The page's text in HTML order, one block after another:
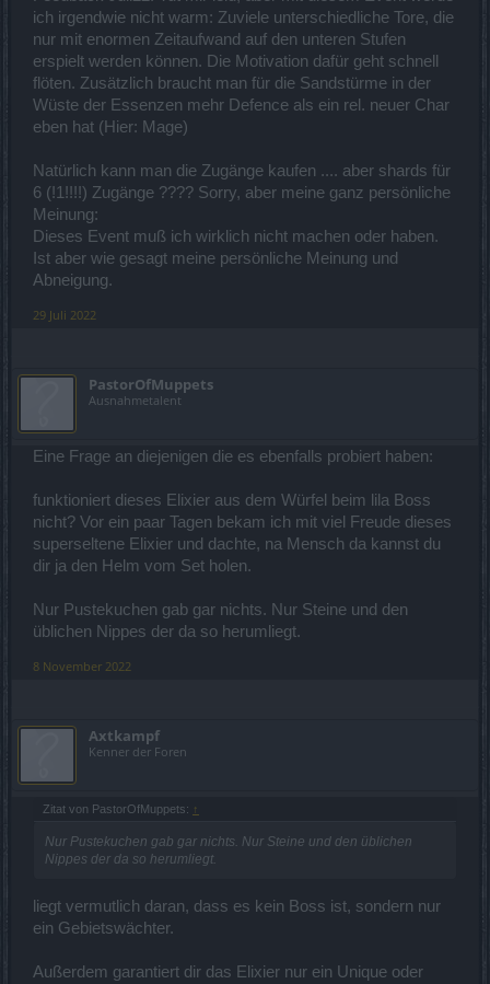
ich irgendwie nicht warm: Zuviele unterschiedliche Tore, die
nur mit enormen Zeitaufwand auf den unteren Stufen
erspielt werden können. Die Motivation dafür geht schnell
flöten. Zusätzlich braucht man für die Sandstürme in der
Wüste der Essenzen mehr Defence als ein rel. neuer Char
eben hat (Hier: Mage)
Natürlich kann man die Zugänge kaufen .... aber shards für
6 (!1!!!!) Zugänge ???? Sorry, aber meine ganz persönliche
Meinung:
Dieses Event muß ich wirklich nicht machen oder haben.
Ist aber wie gesagt meine persönliche Meinung und
Abneigung.
29 Juli 2022
PastorOfMuppets
Ausnahmetalent
Eine Frage an diejenigen die es ebenfalls probiert haben:
funktioniert dieses Elixier aus dem Würfel beim lila Boss
nicht? Vor ein paar Tagen bekam ich mit viel Freude dieses
superseltene Elixier und dachte, na Mensch da kannst du
dir ja den Helm vom Set holen.
Nur Pustekuchen gab gar nichts. Nur Steine und den
üblichen Nippes der da so herumliegt.
8 November 2022
Axtkampf
Kenner der Foren
Zitat von PastorOfMuppets: ↑
Nur Pustekuchen gab gar nichts. Nur Steine und den üblichen
Nippes der da so herumliegt.
liegt vermutlich daran, dass es kein Boss ist, sondern nur
ein Gebietswächter.
Außerdem garantiert dir das Elixier nur ein Unique oder